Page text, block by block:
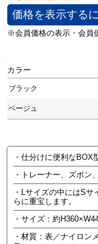
価格を表示する
カラー
ブラック
ベージュ
・仕分けに便利なBOX
・トレーナー、ズボン
・Lサイズの中にはS
らに重宝します。
・サイズ：約
・材質：表／ナイロン